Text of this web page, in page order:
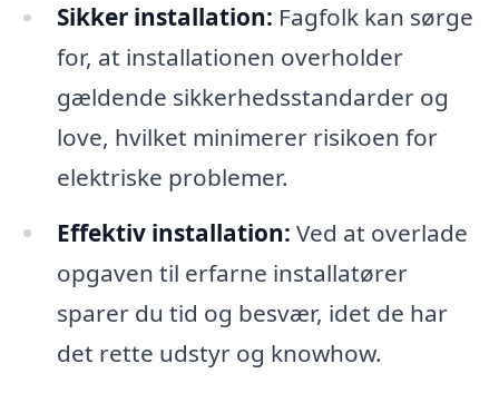
Sikker installation: Fagfolk kan sørge
for, at installationen overholder
gældende sikkerhedsstandarder og
love, hvilket minimerer risikoen for
elektriske problemer.
Effektiv installation: Ved at overlade
opgaven til erfarne installatører
sparer du tid og besvær, idet de har
det rette udstyr og knowhow.